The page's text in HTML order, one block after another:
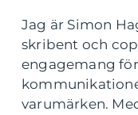
Jag är Simon
skribent och
engagemang
varumärken.